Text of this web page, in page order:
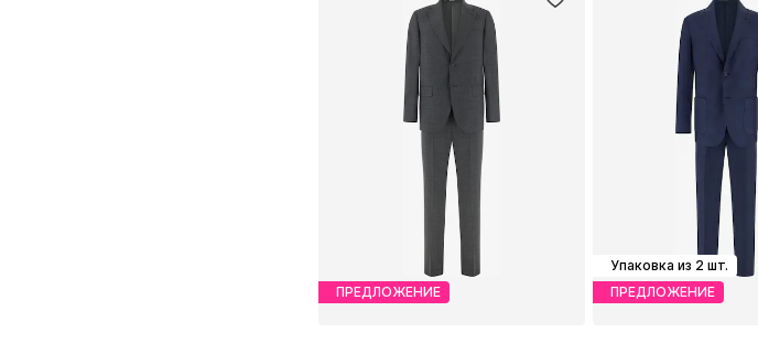
ПРЕДЛОЖЕНИЕ
Упаковка из 2 шт.
ПРЕДЛОЖЕНИЕ